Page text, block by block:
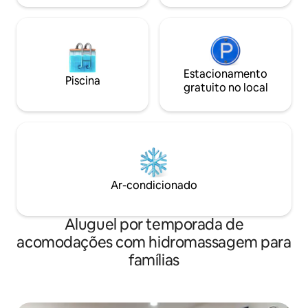
dupla - Condomínio no piso térreo
Piscina
Estacionamento
gratuito no local
Ar-condicionado
Aluguel por temporada de
acomodações com hidromassagem para
famílias